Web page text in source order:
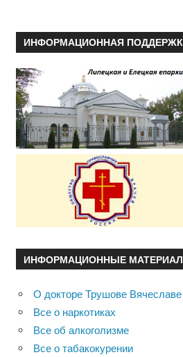
ИНФОРМАЦИОННАЯ
ИНФОРМАЦИОННЫЕ
О докторе Трушове
Все о наркотиках
Все об алкоголизме
Все о табакокурении